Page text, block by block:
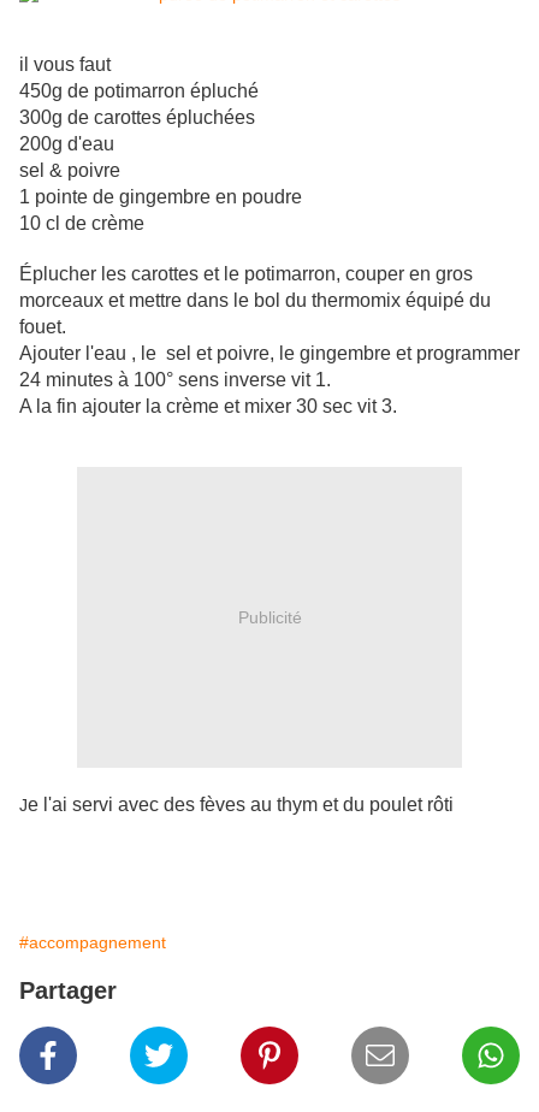
il vous faut
450g de potimarron épluché
300g de carottes épluchées
200g d'eau
sel & poivre
1 pointe de gingembre en poudre
10 cl de crème
Éplucher les carottes et le potimarron, couper en gros
morceaux et mettre dans le bol du thermomix équipé du
fouet.
Ajouter l'eau , le sel et poivre, le gingembre et programmer
24 minutes à 100° sens inverse vit 1.
A la fin ajouter la crème et mixer 30 sec vit 3.
Publicité
Je l'ai servi avec des fèves au thym et du poulet rôti
#accompagnement
Partager